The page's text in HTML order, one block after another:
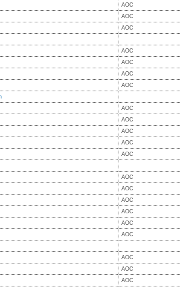
AOC
AOC
AOC
AOC
AOC
AOC
AOC
AOC
AOC
AOC
AOC
AOC
AOC
AOC
AOC
AOC
AOC
AOC
AOC
AOC
AOC